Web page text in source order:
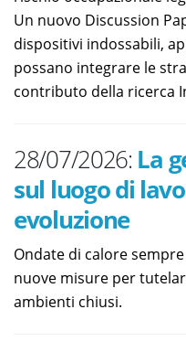
Un nuovo Discussion
dispositivi indossabili,
possano integrare le
contributo della ricerca
28/07/2026: La
sul luogo di
evoluzione
Ondate di calore
nuove misure per
ambienti chiusi.